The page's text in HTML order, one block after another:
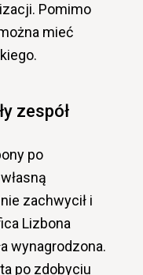
Pomimo
mieć
zespół
po
zachwycił i
Lizbona
wynagrodzona.
po zdobyciu